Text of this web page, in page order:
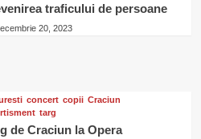
traficului de persoane
20, 2023
concert copii Craciun
targ
de Craciun la Opera